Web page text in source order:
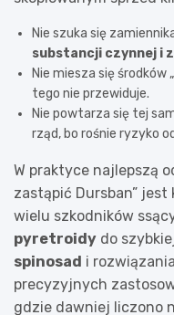
Nie szuka się
substancji czynnej i
Nie miesza się środków
tego nie przewiduje.
Nie powtarza się tej
rząd, bo rośnie ryzyko
W praktyce najlepszą
zastąpić Dursban” jest
wielu szkodników
pyretroidy do
spinosad i
precyzyjnych
gdzie dawniej liczono